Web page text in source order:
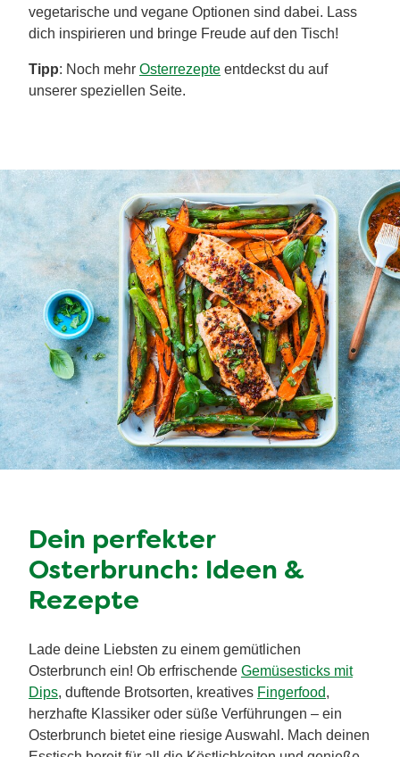
vegetarische und vegane Optionen sind dabei. Lass
dich inspirieren und bringe Freude auf den Tisch!
Tipp: Noch mehr Osterrezepte entdeckst du auf
unserer speziellen Seite.
Dein perfekter
Osterbrunch: Ideen &
Rezepte
Lade deine Liebsten zu einem gemütlichen
Osterbrunch ein! Ob erfrischende Gemüsesticks mit
Dips, duftende Brotsorten, kreatives Fingerfood,
herzhafte Klassiker oder süße Verführungen – ein
Osterbrunch bietet eine riesige Auswahl. Mach deinen